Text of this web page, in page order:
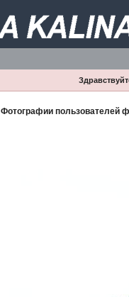
Фотографии пользователей